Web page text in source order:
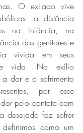
O exilado vive
a distância
na infância, na
dos genitores e
vivida em seus
vida. No exílio
dor e o sofrimento
por esse
pelo contato com
desejado faz sofrer
como um